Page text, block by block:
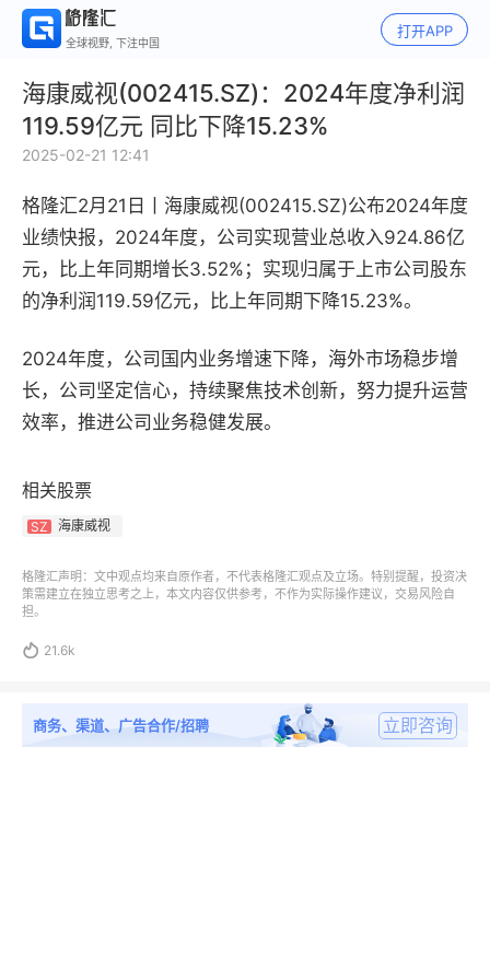
全球视野, 下注中国
打开APP
海康威视(002415.SZ)：2024年度净利润
119.59亿元 同比下降15.23%
2025-02-21 12:41
格隆汇2月21日丨海康威视(002415.SZ)公布2024年度
业绩快报，2024年度，公司实现营业总收入924.86亿
元，比上年同期增长3.52%；实现归属于上市公司股东
的净利润119.59亿元，比上年同期下降15.23%。
2024年度，公司国内业务增速下降，海外市场稳步增
长，公司坚定信心，持续聚焦技术创新，努力提升运营
效率，推进公司业务稳健发展。
相关股票
SZ 海康威视
格隆汇声明：文中观点均来自原作者，不代表格隆汇观点及立场。特别提醒，投资决
策需建立在独立思考之上，本文内容仅供参考，不作为实际操作建议，交易风险自
担。
 21.6k
商务、渠道、广告合作/招聘 立即咨询